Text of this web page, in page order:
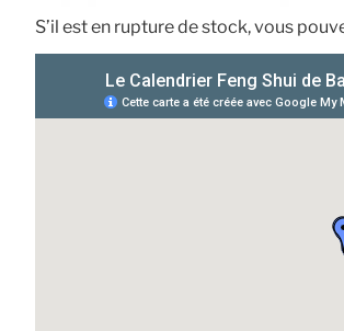
S’il est en rupture de stock, vous